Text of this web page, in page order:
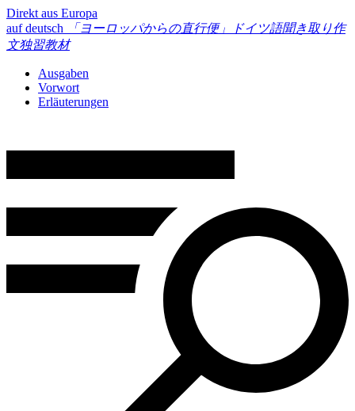
Direkt aus Europa
auf deutsch
「ヨーロッパからの直行便」
ドイツ語聞き取り作
文独習教材
Ausgaben
Vorwort
Erläuterungen